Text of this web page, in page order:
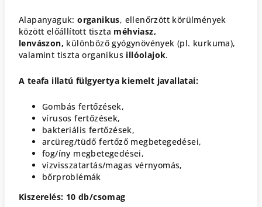
Alapanyaguk: organikus, ellenőrzött körülmények
között előállított tiszta méhviasz,
lenvászon, különböző gyógynövények (pl. kurkuma),
valamint tiszta organikus illóolajok.
A teafa illatú fülgyertya kiemelt javallatai:
Gombás fertőzések,
vírusos fertőzések,
bakteriális fertőzések,
arcüreg/tüdő fertőző megbetegedései,
fog/íny megbetegedései,
vízvisszatartás/magas vérnyomás,
bőrproblémák
Kiszerelés: 10 db/csomag